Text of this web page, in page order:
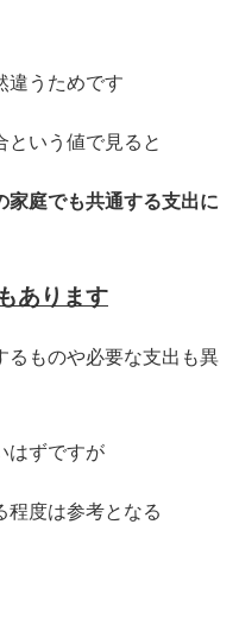
違うためです
という値で見ると
家庭でも共通する支出に
あります
るものや必要な支出も異
はずですが
程度は参考となる